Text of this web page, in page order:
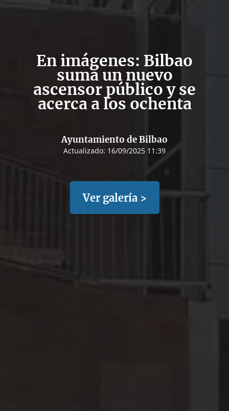
En imágenes: Bilbao
suma un nuevo
ascensor público y se
acerca a los ochenta
Ayuntamiento de Bilbao
Actualizado: 16/09/2025 11:39
Ver galería >